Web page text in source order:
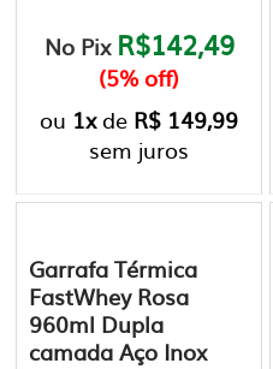
No Pix R$142,49
(5% off)
ou 1xde R$ 149,99
sem juros
Garrafa Térmica
FastWhey Rosa
960ml Dupla
camada Aço Inox